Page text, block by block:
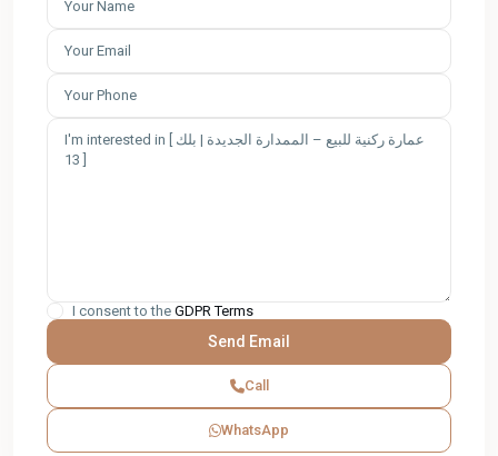
I consent to the GDPR Terms
Call
WhatsApp